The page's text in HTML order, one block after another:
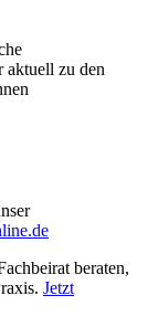
aktuell zu den
beraten,
Jetzt